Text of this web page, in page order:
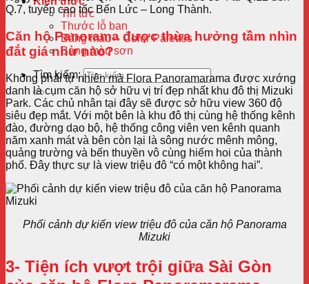
Tin tức
Thước lỗ ban
Bảng màu – Color Palettes
Bảng màu sơn
Tìm kiếm:
Q.7, tuyến cao tốc Bến Lức – Long Thành.
Căn hộ Panorama được thừa hưởng tầm nhìn
đắt giá như nào?
Không phải tự nhiên mà Flora Panoramarama được xướng
danh là cụm căn hộ sở hữu vị trí đẹp nhất khu đô thị Mizuki
Park. Các chủ nhân tại đây sẽ được sở hữu view 360 độ
siêu đẹp mắt. Với một bên là khu đô thị cùng hệ thống kênh
đào, đường dạo bộ, hệ thống công viên ven kênh quanh
năm xanh mát và bên còn lại là sông nước mênh mông,
quảng trường và bến thuyền vô cùng hiếm hoi của thành
phố. Đây thực sự là view triệu đô “có một không hai”.
Phối cảnh dự kiến view triệu đô của căn hộ Panorama
Mizuki
3- Tiện ích vượt trội giữa Sài Gòn